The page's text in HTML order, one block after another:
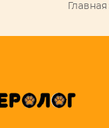
Главная